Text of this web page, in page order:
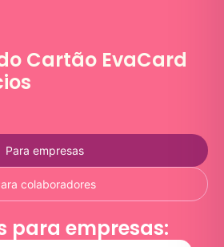
Para empresas
colaboradores
para empresas:
Cartão EvaCard